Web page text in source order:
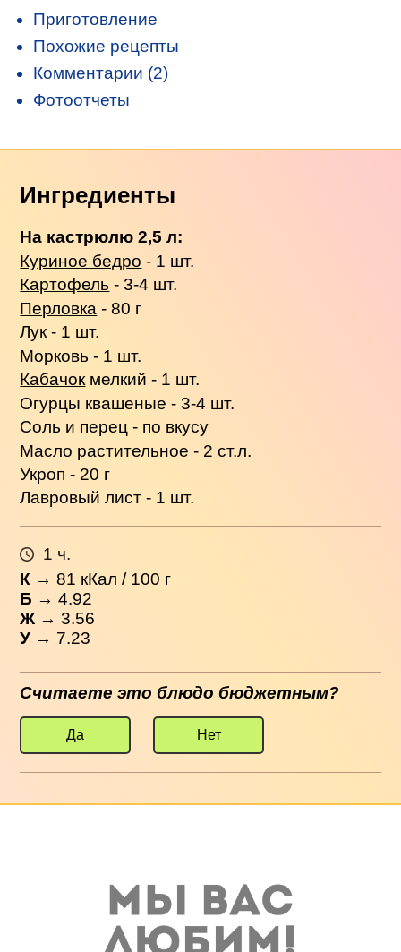
Приготовление
Похожие рецепты
Комментарии (2)
Фотоотчеты
Ингредиенты
На кастрюлю 2,5 л:
Куриное бедро - 1 шт.
Картофель - 3-4 шт.
Перловка - 80 г
Лук - 1 шт.
Морковь - 1 шт.
Кабачок мелкий - 1 шт.
Огурцы квашеные - 3-4 шт.
Соль и перец - по вкусу
Масло растительное - 2 ст.л.
Укроп - 20 г
Лавровый лист - 1 шт.
1 ч.
К →81 кКал / 100 г
Б → 4.92
Ж → 3.56
У → 7.23
Считаете это блюдо бюджетным?
Да Нет